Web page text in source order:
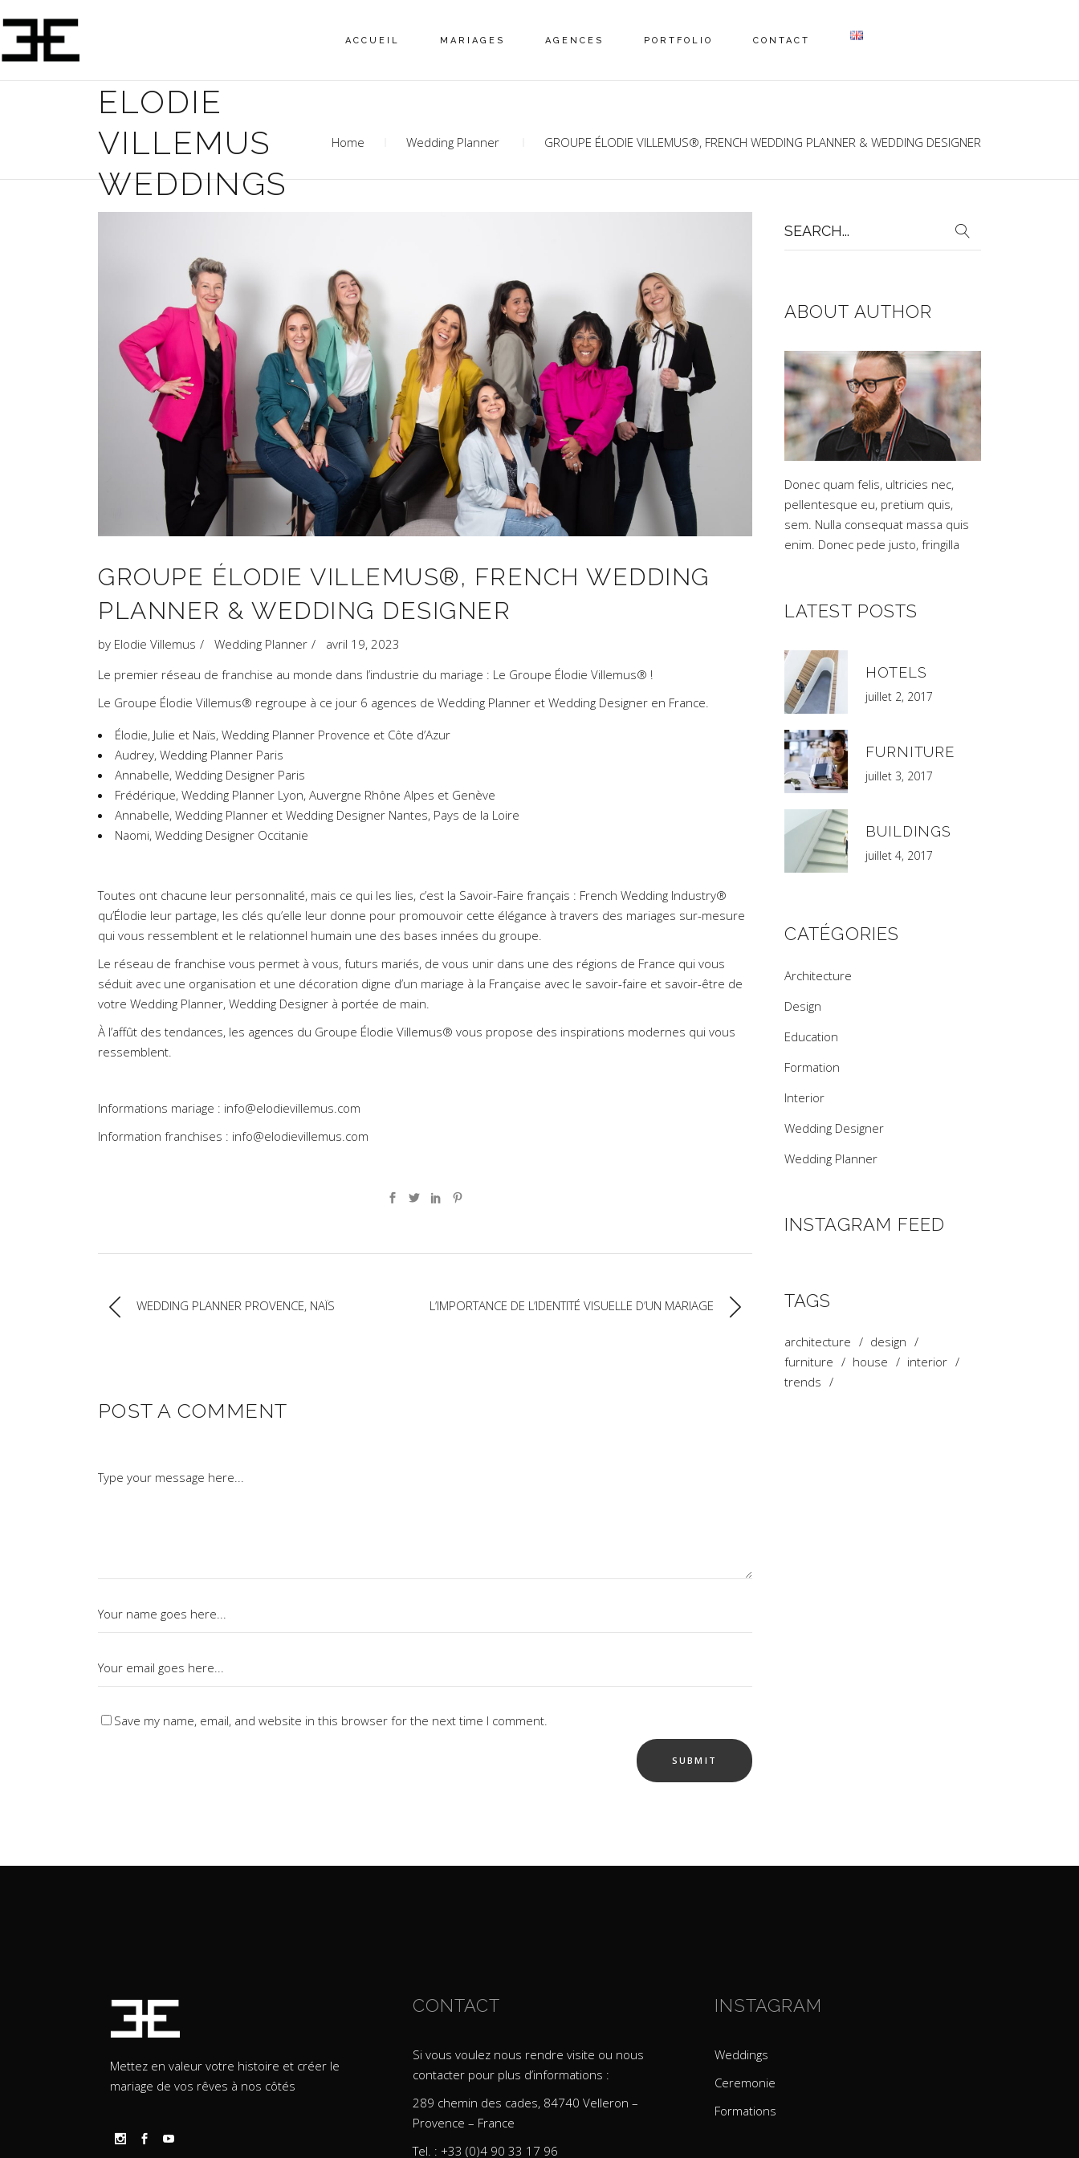
ACCUEIL MARIAGES AGENCES PORTFOLIO CONTACT
ELODIE
VILLEMUS
WEDDINGS
Home Wedding Planner GROUPE ÉLODIE VILLEMUS®, FRENCH WEDDING PLANNER & WEDDING DESIGNER
GROUPE ÉLODIE VILLEMUS®, FRENCH WEDDING
PLANNER & WEDDING DESIGNER
by Elodie Villemus Wedding Planner
avril 19, 2023
Le premier réseau de franchise au monde dans l’industrie du mariage : Le Groupe Élodie Villemus® !
Le Groupe Élodie Villemus® regroupe à ce jour 6 agences de Wedding Planner et Wedding Designer en France.
Élodie, Julie et Naïs, Wedding Planner Provence et Côte d’Azur
Audrey, Wedding Planner Paris
Annabelle, Wedding Designer Paris
Frédérique, Wedding Planner Lyon, Auvergne Rhône Alpes et Genève
Annabelle, Wedding Planner et Wedding Designer Nantes, Pays de la Loire
Naomi, Wedding Designer Occitanie
Toutes ont chacune leur personnalité, mais ce qui les lies, c’est la Savoir-Faire français : French Wedding Industry®
qu’Élodie leur partage, les clés qu’elle leur donne pour promouvoir cette élégance à travers des mariages sur-mesure
qui vous ressemblent et le relationnel humain une des bases innées du groupe.
Le réseau de franchise vous permet à vous, futurs mariés, de vous unir dans une des régions de France qui vous
séduit avec une organisation et une décoration digne d’un mariage à la Française avec le savoir-faire et savoir-être de
votre Wedding Planner, Wedding Designer à portée de main.
À l’affût des tendances, les agences du Groupe Élodie Villemus® vous propose des inspirations modernes qui vous
ressemblent.
Informations mariage : info@elodievillemus.com
Information franchises : info@elodievillemus.com
WEDDING PLANNER PROVENCE, NAÏS L’IMPORTANCE DE L’IDENTITÉ VISUELLE D’UN MARIAGE
POST A COMMENT
Save my name, email, and website in this browser for the next time I comment.
for:
ABOUT AUTHOR
Donec quam felis, ultricies nec,
pellentesque eu, pretium quis,
sem. Nulla consequat massa quis
enim. Donec pede justo, fringilla
LATEST POSTS
HOTELS
juillet 2, 2017
FURNITURE
juillet 3, 2017
BUILDINGS
juillet 4, 2017
CATÉGORIES
Architecture
Design
Education
Formation
Interior
Wedding Designer
Wedding Planner
INSTAGRAM FEED
TAGS
architecture
design
furniture
house
interior
trends
Mettez en valeur votre histoire et créer le
mariage de vos rêves à nos côtés
CONTACT
Si vous voulez nous rendre visite ou nous
contacter pour plus d’informations :
289 chemin des cades, 84740 Velleron –
Provence – France
Tel. : +33 (0)4 90 33 17 96
INSTAGRAM
Weddings
Ceremonie
Formations